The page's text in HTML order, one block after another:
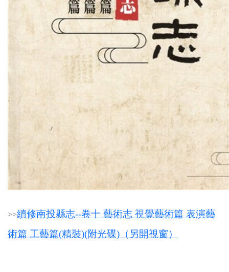
>>續修南投縣志--卷十 藝術志 視覺藝術篇 表演藝
術篇 工藝篇(精裝)(附光碟)（另開視窗）